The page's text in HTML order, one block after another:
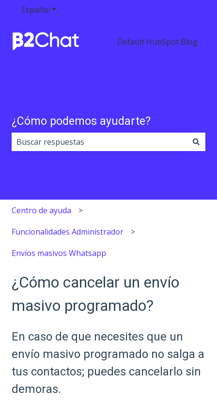
EspañolTraducciones de Mostrar submenú de
Default HubSpot Blog
¿Cómo podemos ayudarte?
Centro de ayuda
Funcionalidades Administrador
Envíos masivos Whatsapp
¿Cómo cancelar un envío
masivo programado?
En caso de que necesites que un
envío masivo programado no salga a
tus contactos; puedes cancelarlo sin
demoras.